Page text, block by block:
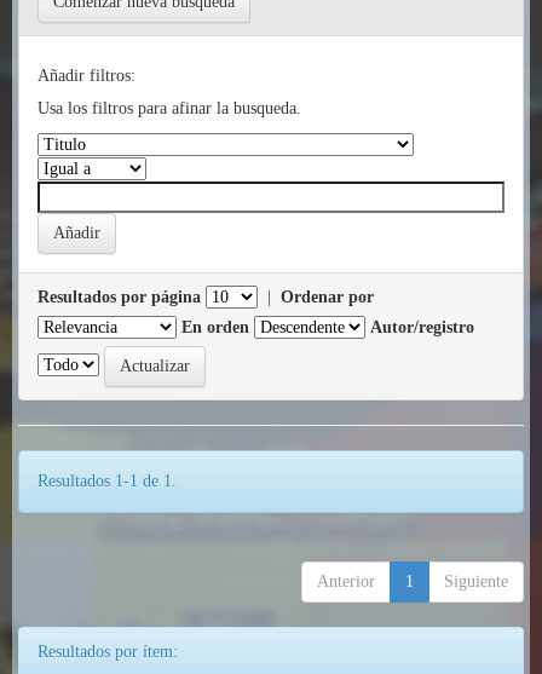
Añadir filtros:
Usa los filtros para afinar la busqueda.
Resultados por página
Ordenar por
En orden
Autor/registro
Resultados 1-1 de 1.
Anterior 1 Siguiente
Resultados por ítem: